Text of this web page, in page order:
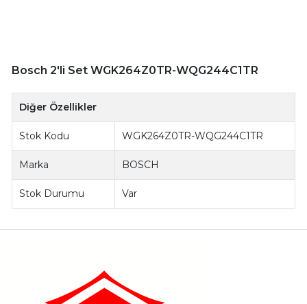
Bosch 2'li Set WGK264Z0TR-WQG244C1TR
Diğer Özellikler
Stok Kodu WGK264Z0TR-WQG244C1TR
Marka BOSCH
Stok Durumu Var